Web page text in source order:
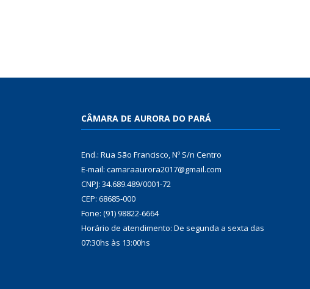
CÂMARA DE AURORA DO PARÁ
End.: Rua São Francisco, Nº S/n Centro
E-mail: camaraaurora2017@gmail.com
CNPJ: 34.689.489/0001-72
CEP: 68685-000
Fone: (91) 98822-6664
Horário de atendimento: De segunda a sexta das
07:30hs às 13:00hs